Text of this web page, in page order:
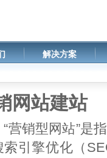
解决方案
网站建站
销型网站”是指
索引擎优化（